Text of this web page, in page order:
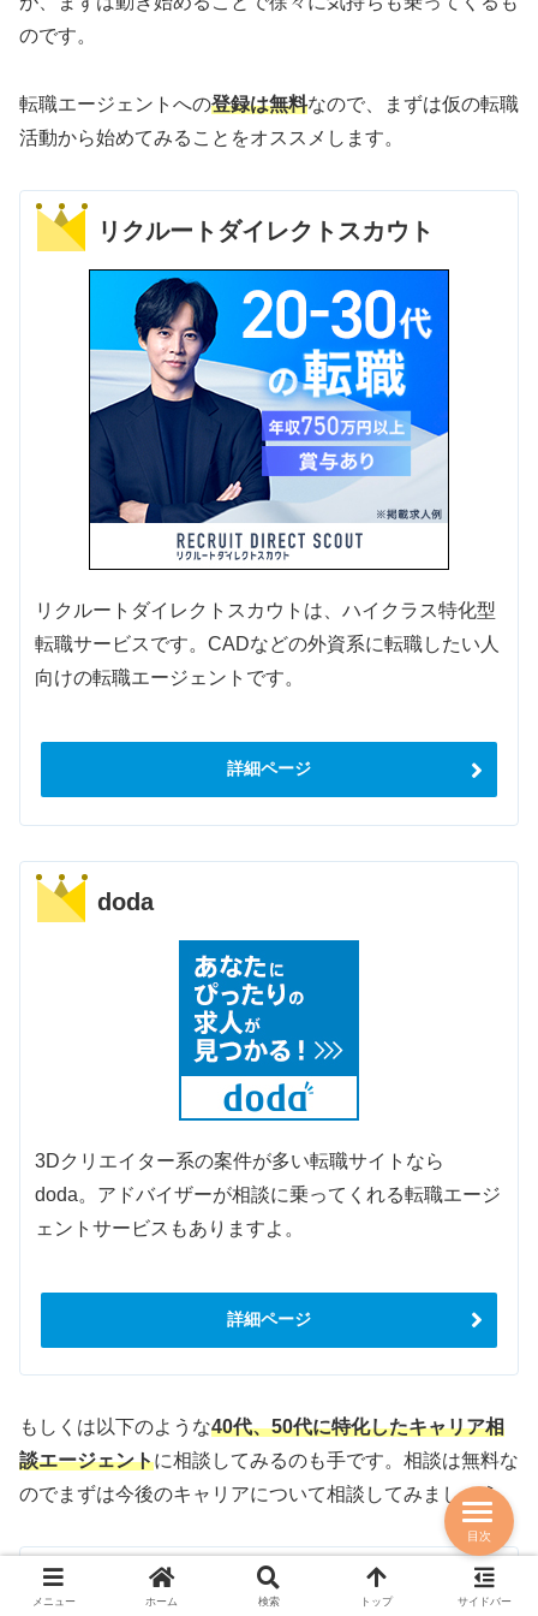
のです。
転職エージェントへの登録は無料なので、まずは仮の転職
活動から始めてみることをオススメします。
リクルートダイレクトスカウト
リクルートダイレクトスカウトは、ハイクラス特化型
転職サービスです。CADなどの外資系に転職したい人
向けの転職エージェントです。
詳細ページ
doda
3Dクリエイター系の案件が多い転職サイトなら
doda。アドバイザーが相談に乗ってくれる転職エージ
ェントサービスもありますよ。
詳細ページ
もしくは以下のような40代、50代に特化したキャリア相
談エージェントに相談してみるのも手です。相談は無料な
のでまずは今後のキャリアについて相談してみましょう。
40~50代特化：複業/転職/起業のキャ
メニュー ホーム 検索 トップ サイドバー
目次